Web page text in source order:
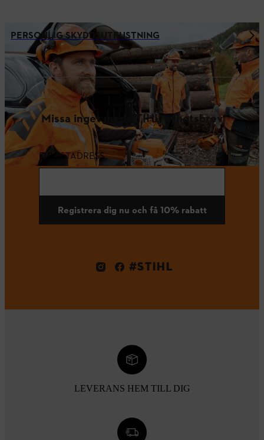
PERSONLIG SKYDDSUTRUSTNING
Missa inget med STIHL nyhetsbrev
E-POSTADRESS
Registrera dig nu och få 10% rabatt
#STIHL
LEVERANS HEM TILL DIG